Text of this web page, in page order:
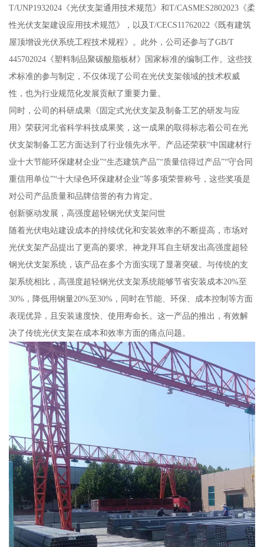
T/UNP1932024《光伏支架通用技术规范》和T/CASMES2802023《柔
性光伏支架建设应用技术规范》，以及T/CECS11762022《既有建筑
屋顶增设光伏系统工程技术规程》。此外，公司还参与了GB/T
445702024《塑料制品聚碳酸脂板材》国家标准的编制工作。这些技
术标准的参与制定，不仅体现了公司在光伏支架领域的技术权威
性，也为行业规范化发展贡献了重要力量。
同时，公司的科研成果《固定式光伏支架及制备工艺的研发与应
用》荣获河北省科学科技成果奖，这一成果的取得标志着公司在光
伏支架制备工艺方面达到了行业领先水平。产品还荣获“中国建材行
业十大节能环保建材企业”“生态建筑产品”“质量信得过产品”“守合同
重信用单位”“十大绿色环保建材企业”等多项荣誉称号，这些奖项是
对公司产品质量和品牌信誉的有力肯定。
创新驱动发展，高强度超轻钢光伏支架问世
随着光伏电站建设成本的持续优化和安装效率的不断提高，市场对
光伏支架产品提出了更高的要求。神龙拜耳自主研发出高强度超轻
钢光伏支架系统，该产品在多个方面实现了显著突破。与传统的支
架系统相比，高强度超轻钢光伏支架系统能够节省安装成本20%至
30%，降低用钢量20%至30%，同时在节能、环保、成本控制等方面
表现优异，且安装速度快、使用寿命长。这一产品的推出，有效解
决了传统光伏支架在成本和效率方面的痛点问题。